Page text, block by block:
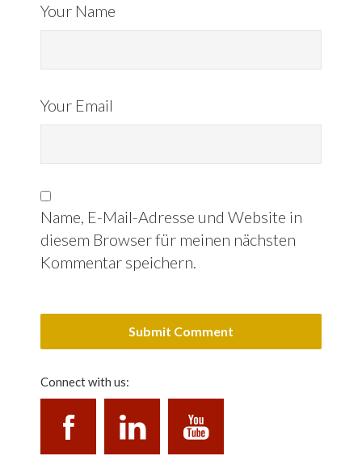
Your Name
Your Email
Name, E-Mail-Adresse und Website in
diesem Browser für meinen nächsten
Kommentar speichern.
Connect with us: